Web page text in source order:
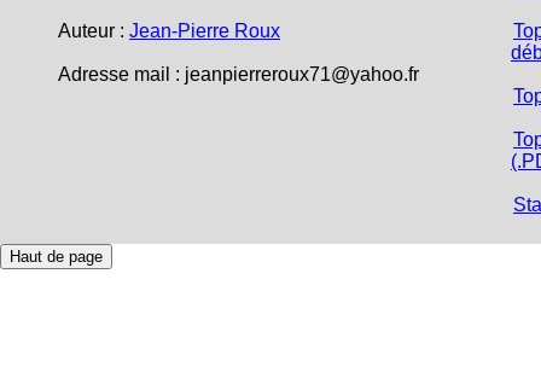
Auteur : Jean-Pierre Roux
Adresse mail : jeanpierreroux71@yahoo.fr
Haut de page